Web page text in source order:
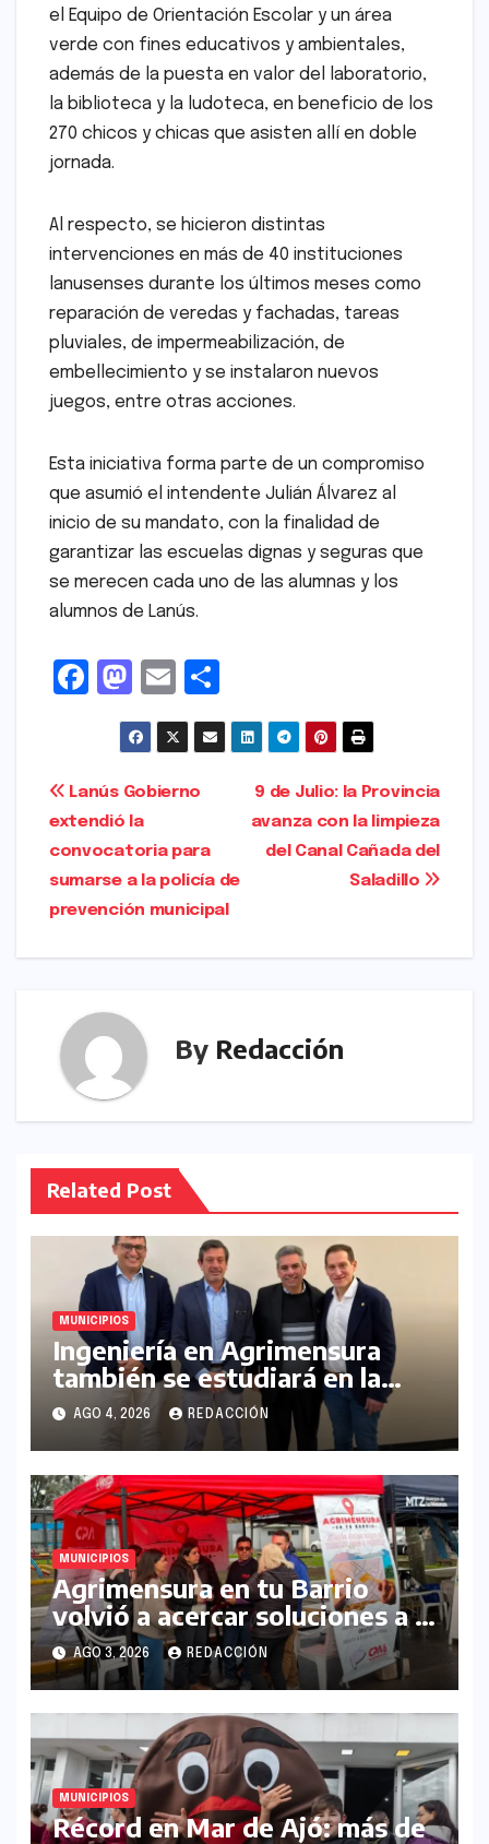
el Equipo de Orientación Escolar y un área
verde con fines educativos y ambientales,
además de la puesta en valor del laboratorio,
la biblioteca y la ludoteca, en beneficio de los
270 chicos y chicas que asisten allí en doble
jornada.
Al respecto, se hicieron distintas
intervenciones en más de 40 instituciones
lanusenses durante los últimos meses como
reparación de veredas y fachadas, tareas
pluviales, de impermeabilización, de
embellecimiento y se instalaron nuevos
juegos, entre otras acciones.
Esta iniciativa forma parte de un compromiso
que asumió el intendente Julián Álvarez al
inicio de su mandato, con la finalidad de
garantizar las escuelas dignas y seguras que
se merecen cada uno de las alumnas y los
alumnos de Lanús.
F
e
b
o
o
k
M
s
t
o
d
o
n
E
ai
l
ar
Navegación
de
entradas
9 de Julio: la Provincia
avanza con la limpieza
del Canal Cañada del
Saladillo
Lanús Gobierno
extendió la
convocatoria para
sumarse a la policía de
prevención municipal
By Redacción
Related Post
MUNICIPIOS
Ingeniería en Agrimensura
también se estudiará en la
UNLaM
AGO 4, 2026 REDACCIÓN
MUNICIPIOS
Agrimensura en tu Barrio
volvió a acercar soluciones a la
comunidad en La Matanza
AGO 3, 2026 REDACCIÓN
MUNICIPIOS
Récord en Mar de Ajó: más de